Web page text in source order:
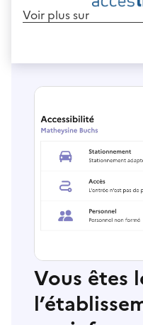
Voir plus sur
Vous êtes